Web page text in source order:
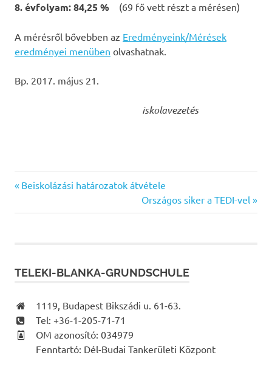
8. évfolyam: 84,25 % (69 fő vett részt a mérésen)
A mérésről bővebben az Eredményeink/Mérések
eredményei menüben olvashatnak.
Bp. 2017. május 21.
iskolavezetés
Bejegyzés
navigáció
Previous
Beiskolázási határozatok átvétele
Next
Post:
Országos siker a TEDI-vel
TELEKI-BLANKA-GRUNDSCHULE
1119, Budapest Bikszádi u. 61-63.
Tel: +36-1-205-71-71
OM azonosító: 034979
Fenntartó: Dél-Budai Tankerületi Központ